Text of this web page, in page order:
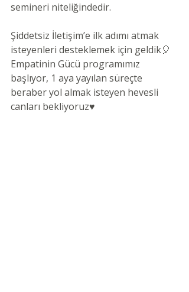
semineri niteliğindedir.
Şiddetsiz İletişim’e ilk adımı atmak
isteyenleri desteklemek için geldik🎈
Empatinin Gücü programımız
başlıyor, 1 aya yayılan süreçte
beraber yol almak isteyen hevesli
canları bekliyoruz♥️